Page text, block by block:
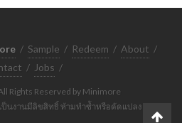
/ Sample / Redeem / About /
/ Jobs /
Rights Reserved by Minimore
ป็นงานมีลิขสิทธิ์ ห้ามทำซ้ำหรือดัดแปลง